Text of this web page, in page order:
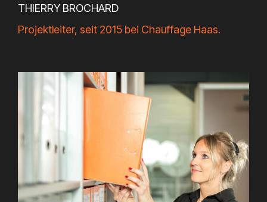
THIERRY BROCHARD
Projektleiter, seit 2015 bei Chauffage Haas.